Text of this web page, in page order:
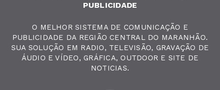
PUBLICIDADE
O MELHOR SISTEMA DE COMUNICAÇÃO E
PUBLICIDADE DA REGIÃO CENTRAL DO MARANHÃO.
SUA SOLUÇÃO EM RADIO, TELEVISÃO, GRAVAÇÃO DE
ÁUDIO E VÍDEO, GRÁFICA, OUTDOOR E SITE DE
NOTICIAS.